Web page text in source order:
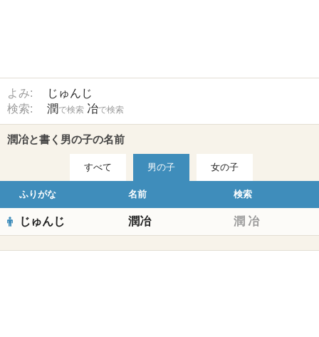
よみ:
じゅんじ
検索:
潤で検索 冶で検索
潤冶と書く男の子の名前
すべて 男の子 女の子
ふりがな 名前 検索
じゅんじ 潤冶 潤 冶